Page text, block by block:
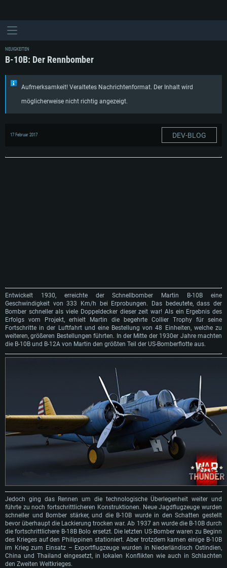
NEUIGKEITEN
B-10B: Der Rennbomber
Aufmerksamkeit! Veraltetes Nachrichtenformat. Der Inhalt wird
möglicherweise nicht richtig angezeigt.
17 Februar 2017 DEV-BLOG
Entwickelt 1930, erreichte der Schnellbomber Martin B-10B eine
Geschwindigkeit von 333 Km/h bei Erprobungen. Das bedeutete, dass der
Bomber schneller als viele Doppeldecker dieser zeit war! Als ein Ergebnis des
Erfolgs vom Projekt, erhielt Martin die begehrte Collier Trophy für seine
Fortschritte in der Luftfahrt und eine Bestellung von 48 Einheiten, welche zu
weiteren, größeren Bestellungen führten. In der Mitte der 1930er Jahre machten
die B-10B und B-12A von Martin den größten Teil der US-Bomberflotte aus.
Jedoch ging das Rennen um die technologische Überlegenheit weiter und
führte zu noch fortschrittlicheren Konstruktionen. Neue Jagdflugzeuge wurden
schneller und Bomber stärker, und die B-10B wurde in den Schatten gestellt
bevor überhaupt die Lackierung trocken war. Ab 1937 an wurde die B-10B durch
die fortschrittlichere B-18B Bolo ersetzt. Die letzten US-Bomber waren zu Beginn
des Krieges auf den Philippinen stationiert. Aber trotzdem kamen einige B-10B
im Krieg zum Einsatz – Exportflugzeuge wurden in Niederländisch Ostindien,
China und Thailand eingesetzt, in lokalen Konflikten wie auch in Schlachten
den Zweiten Weltkrieges.